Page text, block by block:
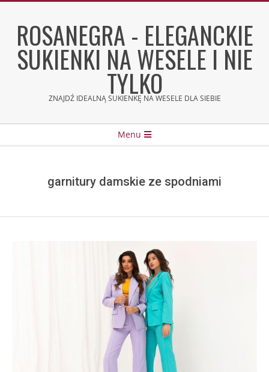
contentROSANEGRA - ELEGANCKIE
SUKIENKI NA WESELE I NIE
TYLKO
ZNAJDŹ IDEALNĄ SUKIENKĘ NA WESELE DLA SIEBIE
Menu
garnitury damskie ze spodniami